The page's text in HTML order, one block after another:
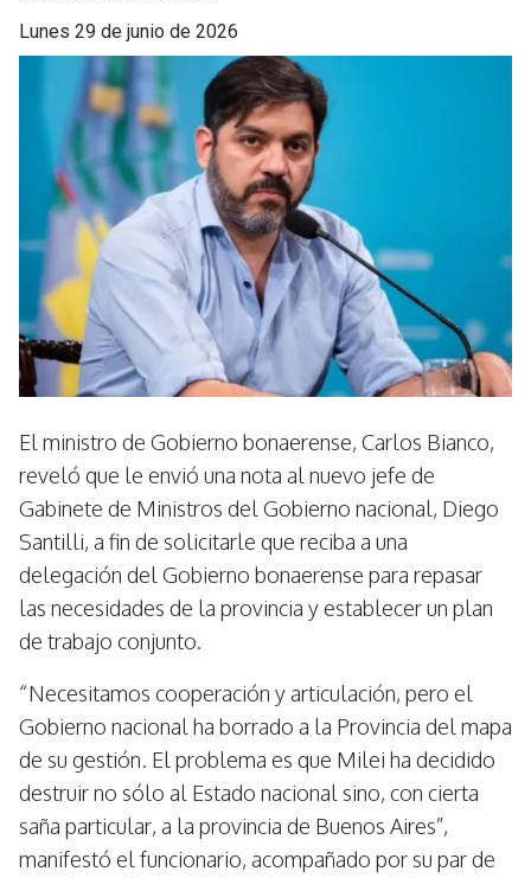
lunes 29 de junio de 2026
El ministro de Gobierno bonaerense, Carlos Bianco,
reveló que le envió una nota al nuevo jefe de
Gabinete de Ministros del Gobierno nacional, Diego
Santilli, a fin de solicitarle que reciba a una
delegación del Gobierno bonaerense para repasar
las necesidades de la provincia y establecer un plan
de trabajo conjunto.
“Necesitamos cooperación y articulación, pero el
Gobierno nacional ha borrado a la Provincia del mapa
de su gestión. El problema es que Milei ha decidido
destruir no sólo al Estado nacional sino, con cierta
saña particular, a la provincia de Buenos Aires”,
manifestó el funcionario, acompañado por su par de